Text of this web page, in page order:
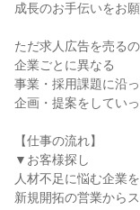
成長のお手伝いをお願
ただ求人広告を売るの
企業ごとに異なる
事業・採用課題に沿
企画・提案をしていっ
【仕事の流れ】
▼お客様探し
人材不足に悩む企業
新規開拓の営業からス